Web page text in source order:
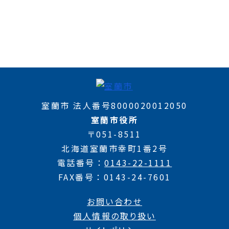
室蘭市 法人番号8000020012050
室蘭市役所
〒051-8511
北海道室蘭市幸町1番2号
電話番号
0143-22-1111
FAX番号
0143-24-7601
お問い合わせ
個人情報の取り扱い